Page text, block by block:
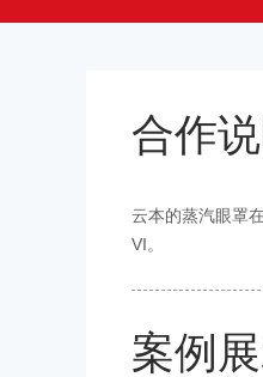
合作
云本的蒸汽眼罩
VI。
案例